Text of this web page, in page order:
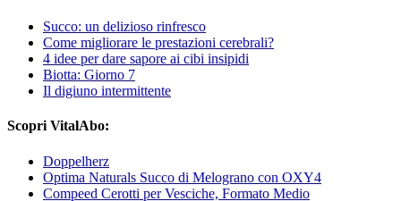
Succo: un delizioso rinfresco
Come migliorare le prestazioni cerebrali?
4 idee per dare sapore ai cibi insipidi
Biotta: Giorno 7
Il digiuno intermittente
Scopri VitalAbo:
Doppelherz
Optima Naturals Succo di Melograno con OXY4
Compeed Cerotti per Vesciche, Formato Medio